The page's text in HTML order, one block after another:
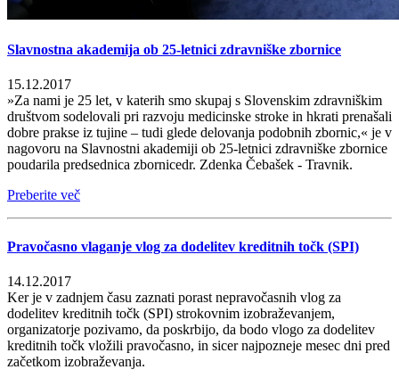
Slavnostna akademija ob 25-letnici zdravniške zbornice
15.12.2017
»Za nami je 25 let, v katerih smo skupaj s Slovenskim zdravniškim
društvom sodelovali pri razvoju medicinske stroke in hkrati prenašali
dobre prakse iz tujine – tudi glede delovanja podobnih zbornic,« je v
nagovoru na Slavnostni akademiji ob 25-letnici zdravniške zbornice
poudarila predsednica zbornicedr. Zdenka Čebašek - Travnik.
Preberite več
Pravočasno vlaganje vlog za dodelitev kreditnih točk (SPI)
14.12.2017
Ker je v zadnjem času zaznati porast nepravočasnih vlog za
dodelitev kreditnih točk (SPI) strokovnim izobraževanjem,
organizatorje pozivamo, da poskrbijo, da bodo vlogo za dodelitev
kreditnih točk vložili pravočasno, in sicer najpozneje mesec dni pred
začetkom izobraževanja.